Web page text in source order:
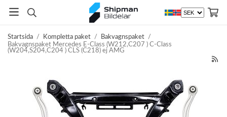
Startsida / Kompletta paket / Bakvagnspaket /
Bakvagnspaket Mercedes E-Class (W212,C207 ) C-Class
(W204,S204,C204 ) CLS (C218) ej AMG